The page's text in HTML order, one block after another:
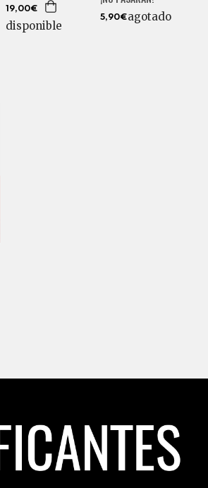
19,00€
disponible
5,90€agotado